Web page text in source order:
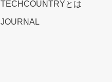
TECHCOUNTRYとは
JOURNAL